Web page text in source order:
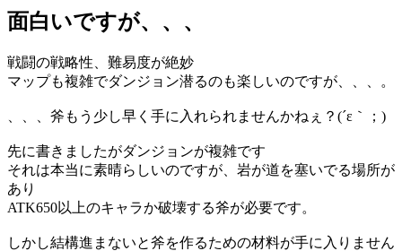
面白いですが、、、
戦闘の戦略性、難易度が絶妙
マップも複雑でダンジョン潜るのも楽しいのですが、、、。
、、、斧もう少し早く手に入れられませんかねぇ？(´ε｀；)
先に書きましたがダンジョンが複雑です
それは本当に素晴らしいのですが、岩が道を塞いでる場所が
あり
ATK650以上のキャラか破壊する斧が必要です。
しかし結構進まないと斧を作るための材料が手に入りません